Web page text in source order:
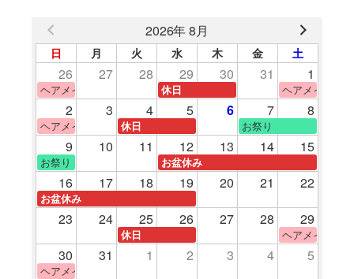
2026年 8月
日 月 火 水 木 金 土
26 27 28 29 30 31 1
ヘアメイク体験 休日 ヘアメイク体験
2 3 4 5 6 7 8
ヘアメイク体験 休日 お祭り
9 10 11 12 13 14 15
お祭り お盆休み
16 17 18 19 20 21 22
お盆休み
23 24 25 26 27 28 29
休日 ヘアメイク体験
30 31 1 2 3 4 5
ヘアメイク体験